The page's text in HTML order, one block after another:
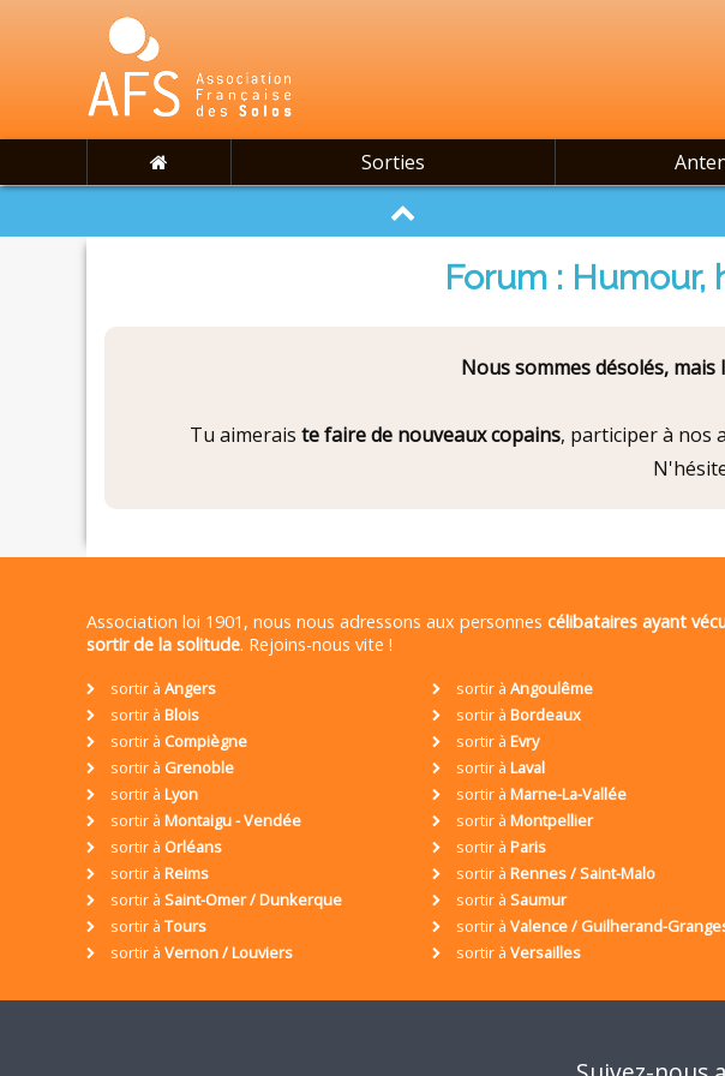
Sorties
Forum :
Nous sommes désolés,
Tu aimerais te faire de nouveaux copains, participer à nos
Association loi 1901, nous nous adressons aux personnes célibataires ayant
sortir de la solitude. Rejoins-nous vite !
sortir à Angers sortir à Angoulême
sortir à Blois sortir à Bordeaux
sortir à Compiègne sortir à Evry
sortir à Grenoble sortir à Laval
sortir à Lyon sortir à Marne-La-Vallée
sortir à Montaigu - Vendée sortir à Montpellier
sortir à Orléans sortir à Paris
sortir à Reims sortir à Rennes / Saint-Malo
sortir à Saint-Omer / Dunkerque sortir à Saumur
sortir à Tours sortir à Valence / Guilherand-
sortir à Vernon / Louviers sortir à Versailles